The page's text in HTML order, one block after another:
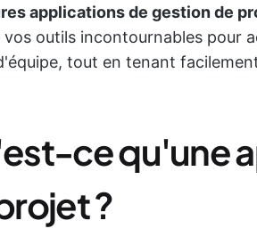
applications de gestion de
vos outils incontournables pour
tout en tenant
ce qu'une
?